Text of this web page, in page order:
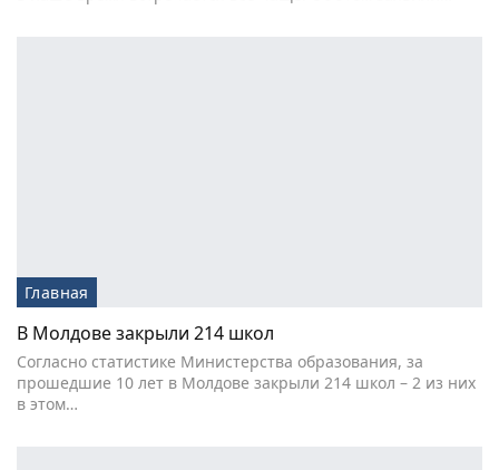
Главная
В Молдове закрыли 214 школ
Согласно статистике Министерства образования, за
прошедшие 10 лет в Молдове закрыли 214 школ – 2 из них
в этом…